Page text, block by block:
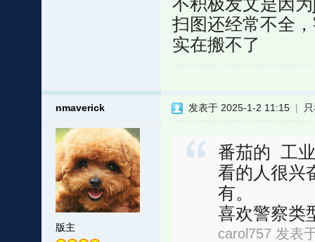
扫图还经常不全
实在搬不了
nmaverick
版主
发表于 2025-1-2 11:15 |
番茄的 工
看的人很兴
有。
喜欢警察类
carol757 发表